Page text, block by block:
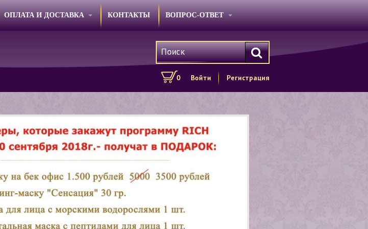
ОПЛАТА И ДОСТАВКА КОНТАКТЫ ВОПРОС-ОТВЕТ
0 Войти Регистрация